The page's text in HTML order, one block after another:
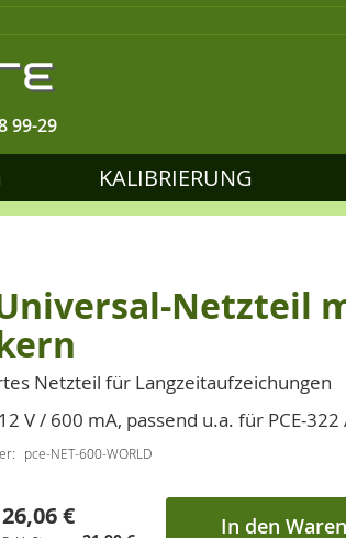
99-29
KALIBRIERUNG
Universal-Netzteil
Netzteil für Langzeitaufzeichungen
V / 600 mA, passend u.a. für PCE-322
pce-NET-600-WORLD
26,06 € In den